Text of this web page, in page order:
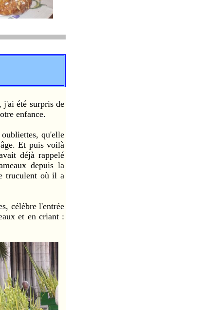
été surpris de
enfance.
qu'elle
Et puis voilà
déjà rappelé
depuis la
truculent où il a
célèbre l'entrée
et en criant :